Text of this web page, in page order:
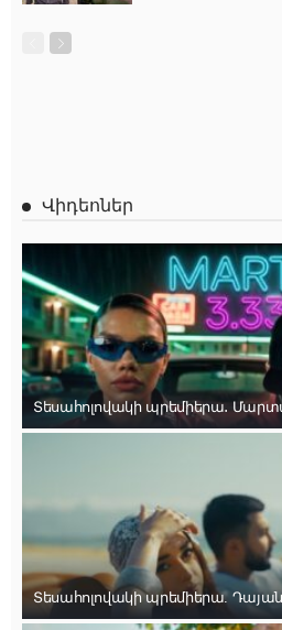
Վիդեոներ
Տեսահոլովակի պրեմիերա․
Տեսահոլովակի պրեմիերա.